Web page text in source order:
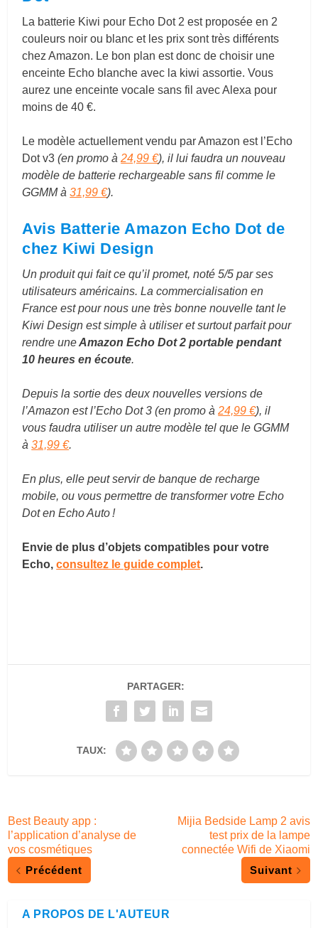
La batterie Kiwi pour Echo Dot 2 est proposée en 2
couleurs noir ou blanc et les prix sont très différents
chez Amazon. Le bon plan est donc de choisir une
enceinte Echo blanche avec la kiwi assortie. Vous
aurez une enceinte vocale sans fil avec Alexa pour
moins de 40 €.
Le modèle actuellement vendu par Amazon est l’Echo
Dot v3 (en promo à24,99 €), il lui faudra un nouveau
modèle de batterie rechargeable sans fil comme le
GGMM à31,99 €).
Avis Batterie Amazon Echo Dot de
chez Kiwi Design
Un produit qui fait ce qu’il promet, noté 5/5 par ses
utilisateurs américains. La commercialisation en
France est pour nous une très bonne nouvelle tant le
Kiwi Design est simple à utiliser et surtout parfait pour
rendre uneAmazon Echo Dot 2 portable pendant
10 heures en écoute.
Depuis la sortie des deux nouvelles versions de
l’Amazon est l’Echo Dot 3 (en promo à24,99 €), il
vous faudra utiliser un autre modèle tel que le GGMM
à31,99 €.
En plus, elle peut servir de banque de recharge
mobile, ou vous permettre de transformer votre Echo
Dot en Echo Auto !
Envie de plus d’objets compatibles pour votre
Echo,consultez le guide complet.
PARTAGER:
TAUX:
Best Beauty app :
l’application d’analyse de
vos cosmétiques
Précédent
Mijia Bedside Lamp 2 avis
test prix de la lampe
connectée Wifi de Xiaomi
Suivant
A PROPOS DE L'AUTEUR